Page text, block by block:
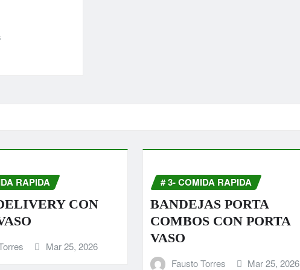
RAPIDA
CON
Mar 25, 2026
# 3- COMIDA RAPIDA
BANDEJAS PORTA
COMBOS CON PORTA
VASO
Fausto Torres Mar 25, 2026